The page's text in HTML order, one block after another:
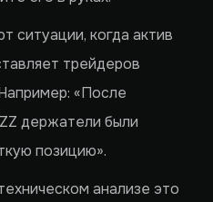
ситуации, когда актив
трейдеров
«После
держатели были
позицию».
анализе это